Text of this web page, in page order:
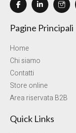
Pagine Principali
Home
Chi siamo
Contatti
Store online
Area riservata B2B
Quick Links